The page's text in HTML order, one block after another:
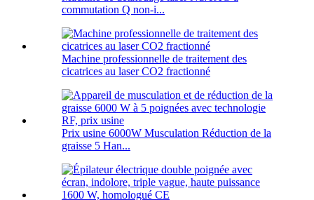
commutation Q non-i...
Machine professionnelle de traitement des
cicatrices au laser CO2 fractionné
Prix ​​usine 6000W Musculation Réduction de la
graisse 5 Han...